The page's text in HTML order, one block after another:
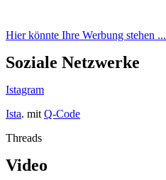
Hier könnte Ihre Werbung stehen ...
Soziale Netzwerke
Istagram
Ista. mit Q-Code
Threads
Video